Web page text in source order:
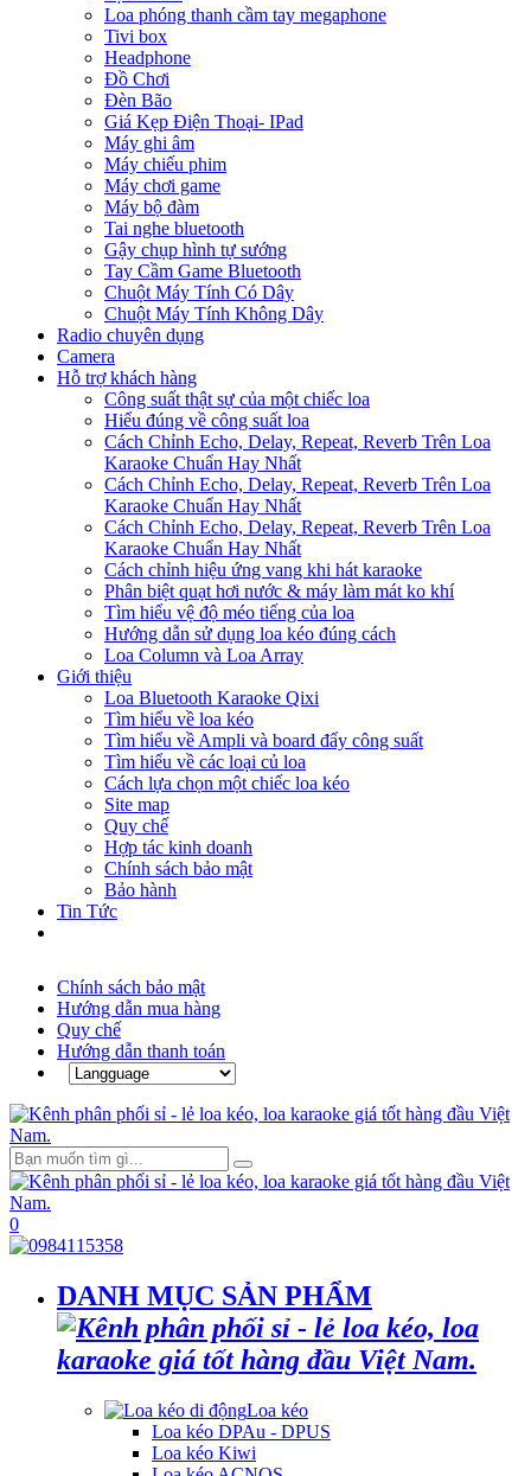
Loa phóng thanh cầm tay megaphone
Tivi box
Headphone
Đồ Chơi
Đèn Bão
Giá Kẹp Điện Thoại- IPad
Máy ghi âm
Máy chiếu phim
Máy chơi game
Máy bộ đàm
Tai nghe bluetooth
Gậy chụp hình tự sướng
Tay Cầm Game Bluetooth
Chuột Máy Tính Có Dây
Chuột Máy Tính Không Dây
Radio chuyên dụng
Camera
Hỗ trợ khách hàng
Công suất thật sự của một chiếc loa
Hiểu đúng về công suất loa
Cách Chỉnh Echo, Delay, Repeat, Reverb Trên Loa
Karaoke Chuẩn Hay Nhất
Cách Chỉnh Echo, Delay, Repeat, Reverb Trên Loa
Karaoke Chuẩn Hay Nhất
Cách Chỉnh Echo, Delay, Repeat, Reverb Trên Loa
Karaoke Chuẩn Hay Nhất
Cách chỉnh hiệu ứng vang khi hát karaoke
Phân biệt quạt hơi nước & máy làm mát ko khí
Tìm hiểu vệ độ méo tiếng của loa
Hướng dẫn sử dụng loa kéo đúng cách
Loa Column và Loa Array
Giới thiệu
Loa Bluetooth Karaoke Qixi
Tìm hiểu về loa kéo
Tìm hiểu về Ampli và board đẩy công suất
Tìm hiểu về các loại củ loa
Cách lựa chọn một chiếc loa kéo
Site map
Quy chế
Hợp tác kinh doanh
Chính sách bảo mật
Bảo hành
Tin Tức
Chính sách bảo mật
Hướng dẫn mua hàng
Quy chế
Hướng dẫn thanh toán
0
DANH MỤC SẢN PHẨM
Loa kéo
Loa kéo DPAu - DPUS
Loa kéo Kiwi